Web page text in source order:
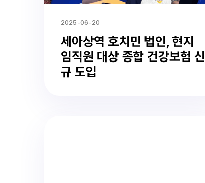
2025-06-20
세아상역 호치민 법인, 현지
임직원 대상 종합 건강보험 신
규 도입